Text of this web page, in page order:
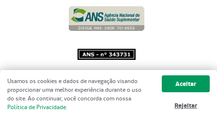
Copyright 2001 - 2026 Unimed do
Brasil - Todos os direitos reservados
Usamos os cookies e dados de navegação visando
proporcionar uma melhor experiência durante o uso
do site. Ao continuar, você concorda com nossa
Política de Privacidade.
Aceitar
Rejeitar